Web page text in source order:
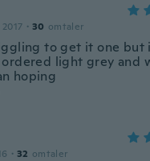
· 30 omtaler
to get it one but
ordered light grey and
hoping
· 32 omtaler